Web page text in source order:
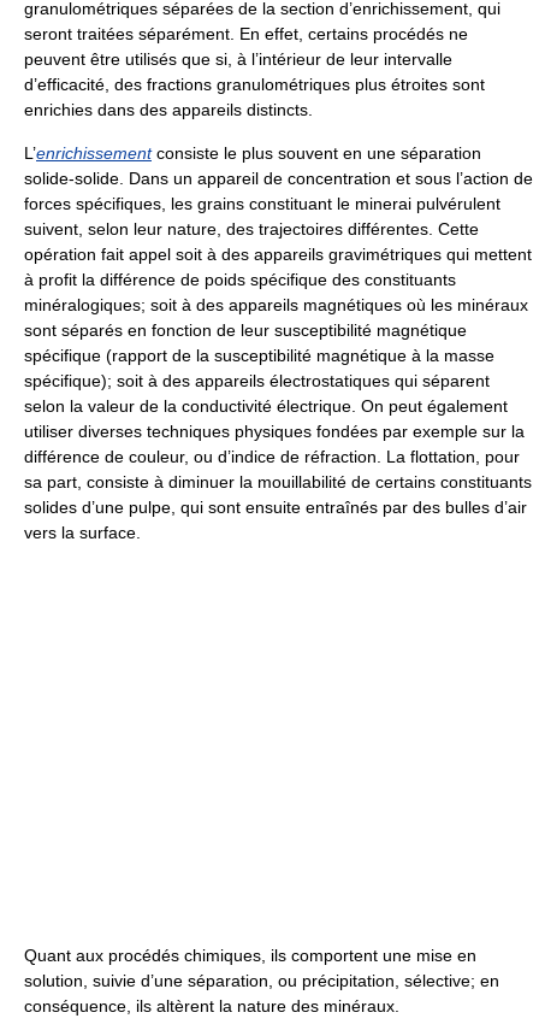
granulométriques séparées de la section d’enrichissement, qui
seront traitées séparément. En effet, certains procédés ne
peuvent être utilisés que si, à l’intérieur de leur intervalle
d’efficacité, des fractions granulométriques plus étroites sont
enrichies dans des appareils distincts.
L’enrichissementconsiste le plus souvent en une séparation
solide-solide. Dans un appareil de concentration et sous l’action de
forces spécifiques, les grains constituant le minerai pulvérulent
suivent, selon leur nature, des trajectoires différentes. Cette
opération fait appel soit à des appareils gravimétriques qui mettent
à profit la différence de poids spécifique des constituants
minéralogiques; soit à des appareils magnétiques où les minéraux
sont séparés en fonction de leur susceptibilité magnétique
spécifique (rapport de la susceptibilité magnétique à la masse
spécifique); soit à des appareils électrostatiques qui séparent
selon la valeur de la conductivité électrique. On peut également
utiliser diverses techniques physiques fondées par exemple sur la
différence de couleur, ou d’indice de réfraction. La flottation, pour
sa part, consiste à diminuer la mouillabilité de certains constituants
solides d’une pulpe, qui sont ensuite entraînés par des bulles d’air
vers la surface.
Quant aux procédés chimiques, ils comportent une mise en
solution, suivie d’une séparation, ou précipitation, sélective; en
conséquence, ils altèrent la nature des minéraux.